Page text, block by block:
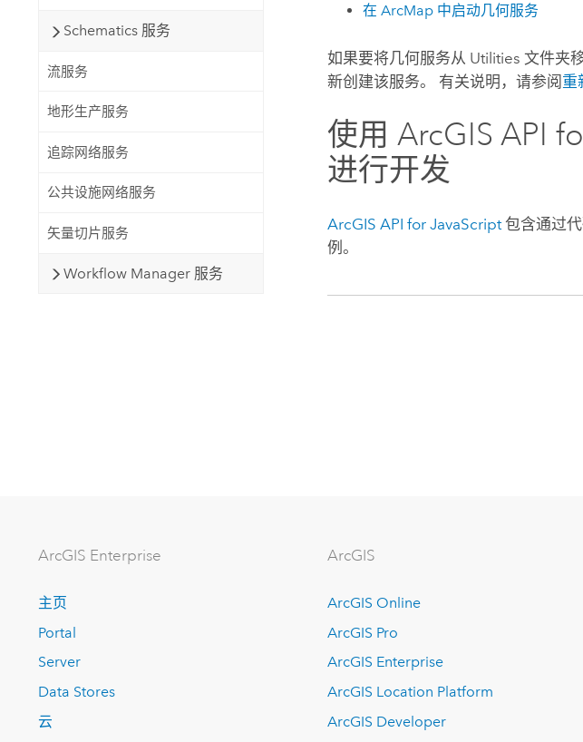
Schematics 服务
流服务
地形生产服务
追踪网络服务
公共设施网络服务
矢量切片服务
Workflow Manager 服务
在 ArcMap中启动几何服务
如果要将几何服务从 Utilities 文件夹
新创建该服务。 有关说明，请参阅 重
使用ArcGIS API
进行开发
ArcGIS API for JavaScript包含通过
例。
ArcGIS Enterprise
主页
Portal
Server
Data Stores
云
ArcGIS
ArcGIS Online
ArcGIS Pro
ArcGIS Enterprise
ArcGIS Location Platform
ArcGIS Developer